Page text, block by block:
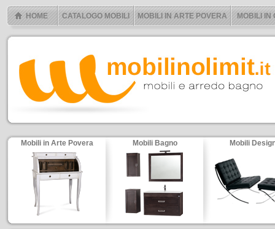
HOME CATALOGO MOBILI MOBILI IN ARTE POVERA MOBILI IN
Mobili in Arte Povera Mobili Bagno Mobili